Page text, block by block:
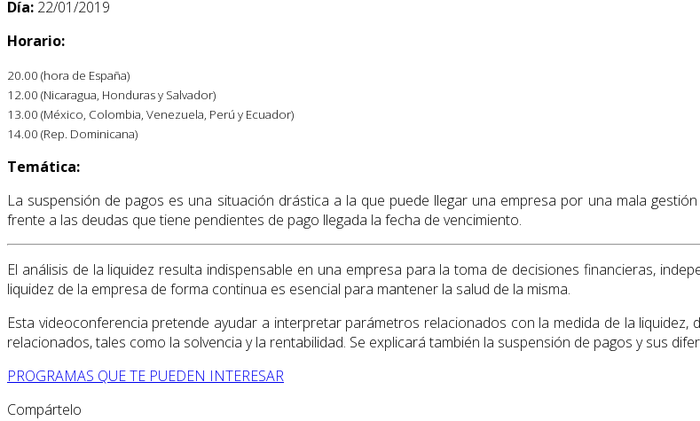
Día: 22/01/2019
Horario:
20.00 (hora de España)
12.00 (Nicaragua, Honduras y Salvador)
13.00 (México, Colombia, Venezuela, Perú y Ecuador)
14.00 (Rep. Dominicana)
Temática:
La suspensión de pagos es una situación drástica a la que puede llegar una empresa por una mala
frente a las deudas que tiene pendientes de pago llegada la fecha de vencimiento.
El análisis de la liquidez resulta indispensable en una empresa para la toma de decisiones financieras,
liquidez de la empresa de forma continua es esencial para mantener la salud de la misma.
Esta videoconferencia pretende ayudar a interpretar parámetros relacionados con la medida de la
relacionados, tales como la solvencia y la rentabilidad. Se explicará también la suspensión de pagos y sus
PROGRAMAS QUE TE PUEDEN INTERESAR
Compártelo